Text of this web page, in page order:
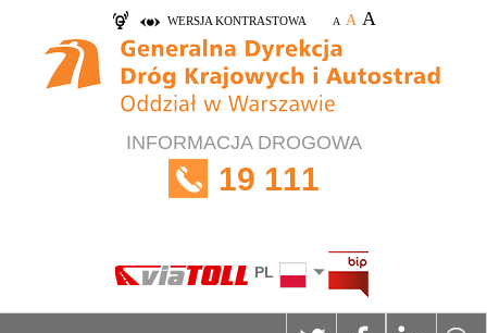
WERSJA KONTRASTOWA A A A
INFORMACJA DROGOWA
19 111
PL